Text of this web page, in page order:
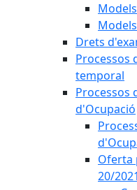
Drets
Processos
temporal
Processos
d'Ocupació
Oferta
20/2021